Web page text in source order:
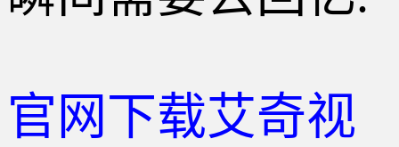
官网下载艾奇视